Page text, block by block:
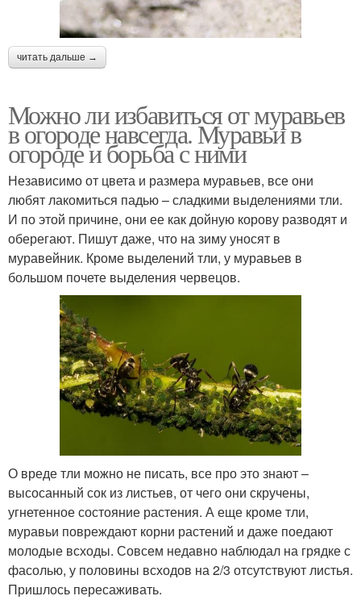
читать дальше →
Можно ли избавиться от муравьев
в огороде навсегда. Муравьи в
огороде и борьба с ними
Независимо от цвета и размера муравьев, все они
любят лакомиться падью – сладкими выделениями тли.
И по этой причине, они ее как дойную корову разводят и
оберегают. Пишут даже, что на зиму уносят в
муравейник. Кроме выделений тли, у муравьев в
большом почете выделения червецов.
О вреде тли можно не писать, все про это знают –
высосанный сок из листьев, от чего они скручены,
угнетенное состояние растения. А еще кроме тли,
муравьи повреждают корни растений и даже поедают
молодые всходы. Совсем недавно наблюдал на грядке с
фасолью, у половины всходов на 2/3 отсутствуют листья.
Пришлось пересаживать.